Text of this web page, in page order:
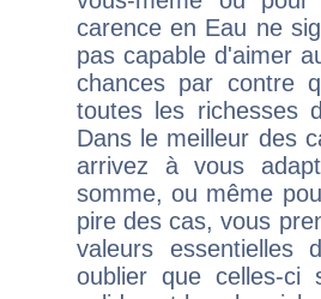
carence en Eau ne
pas capable d'aimer
chances par contre
toutes les richesses
Dans le meilleur des
arrivez à vous
somme, ou même
pire des cas, vous
valeurs
oublier que celles-